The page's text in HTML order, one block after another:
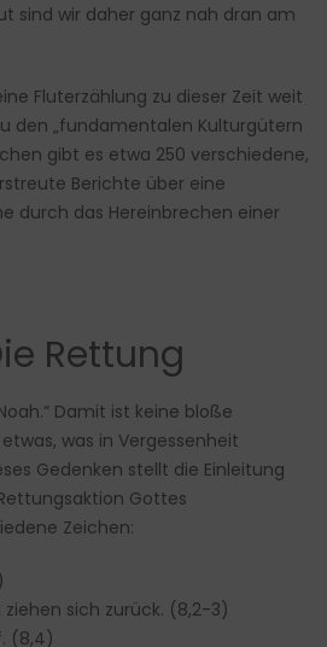
sind wir daher ganz nah dran am
Fluterzählung zu dieser Zeit weit
den „fundamentalen Kulturgütern
gibt es etwa 250 verschiedene,
Berichte über eine
durch das Hereinbrechen einer
Rettung
Damit ist keine bloße
was in Vergessenheit
Gedenken stellt die Einleitung
Gottes
Zeichen:
ziehen sich zurück. (8,2-3)
(8,4)